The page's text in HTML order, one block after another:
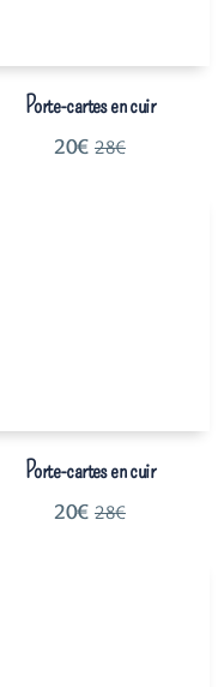
Porte-cartes en cuir
20€ 28€
Porte-cartes en cuir
20€ 28€